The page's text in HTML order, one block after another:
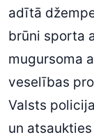
adītā
brūni sporta
mugursoma
veselības
Valsts
un